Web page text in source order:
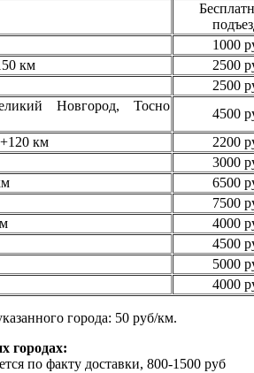
1000
км
2500
2500
Новгород, Тосно
4500
км
2200
3000
6500
7500
4000
4500
5000
4000
города: 50 руб/км.
городах:
по факту доставки, 800-1500 руб